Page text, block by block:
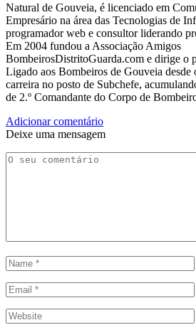
Natural de Gouveia, é licenciado em
Empresário na área das Tecnologias de
programador web e consultor liderando
Em 2004 fundou a Associação Amigos
BombeirosDistritoGuarda.com e dirige o
Ligado aos Bombeiros de Gouveia desde
carreira no posto de Subchefe,
de 2.º Comandante do Corpo de
Adicionar comentário
Deixe uma mensagem